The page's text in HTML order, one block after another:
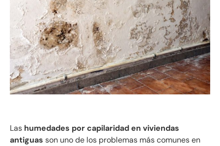
Las humedades por capilaridad en viviendas
antiguas son uno de los problemas más comunes en